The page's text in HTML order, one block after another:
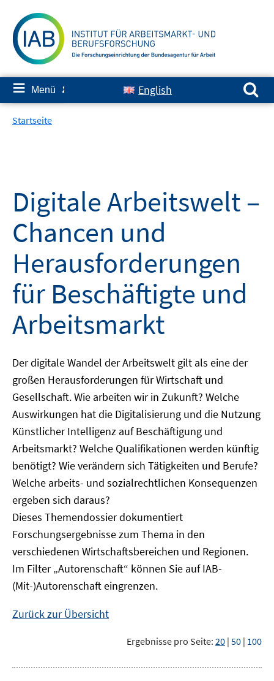
zum
Inhalt
≡ Menü ✘ English
Suchen nach:
Startseite
Digitale Arbeitswelt –
Chancen und
Herausforderungen
für Beschäftigte und
Arbeitsmarkt
Der digitale Wandel der Arbeitswelt gilt als eine der
großen Herausforderungen für Wirtschaft und
Gesellschaft. Wie arbeiten wir in Zukunft? Welche
Auswirkungen hat die Digitalisierung und die Nutzung
Künstlicher Intelligenz auf Beschäftigung und
Arbeitsmarkt? Welche Qualifikationen werden künftig
benötigt? Wie verändern sich Tätigkeiten und Berufe?
Welche arbeits- und sozialrechtlichen Konsequenzen
ergeben sich daraus?
Dieses Themendossier dokumentiert
Forschungsergebnisse zum Thema in den
verschiedenen Wirtschaftsbereichen und Regionen.
Im Filter „Autorenschaft“ können Sie auf IAB-
(Mit-)Autorenschaft eingrenzen.
Zurück zur Übersicht
Ergebnisse pro Seite: 20 | 50 | 100